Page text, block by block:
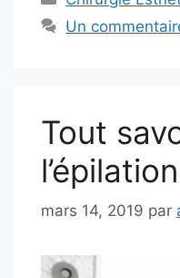
Un
Tout
mars 14, 2019 par